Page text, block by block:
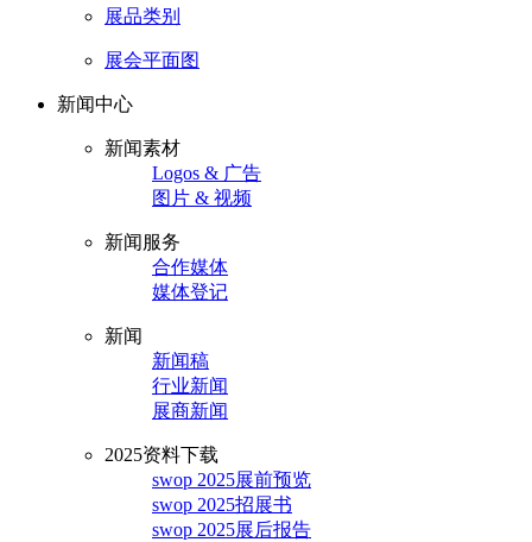
展品类别
展会平面图
新闻中心
新闻素材
Logos & 广告
图片 & 视频
新闻服务
合作媒体
媒体登记
新闻
新闻稿
行业新闻
展商新闻
2025资料下载
swop 2025展前预览
swop 2025招展书
swop 2025展后报告